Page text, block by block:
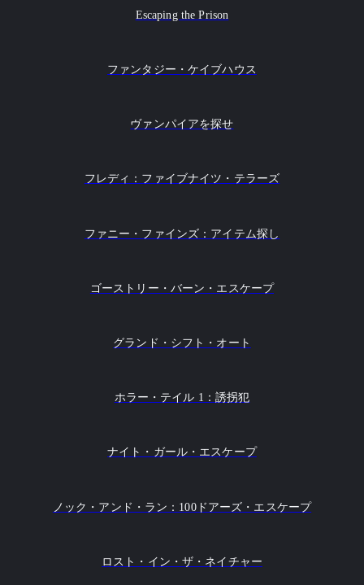
Escaping the Prison
ファンタジー・ケイブハウス
ヴァンパイアを探せ
フレディ：ファイブナイツ・テラーズ
ファニー・ファインズ：アイテム探し
ゴーストリー・バーン・エスケープ
グランド・シフト・オート
ホラー・テイル 1：誘拐犯
ナイト・ガール・エスケープ
ノック・アンド・ラン：100ドアーズ・エスケープ
ロスト・イン・ザ・ネイチャー